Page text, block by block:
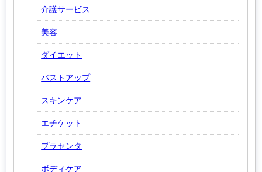
介護サービス
美容
ダイエット
バストアップ
スキンケア
エチケット
プラセンタ
ボディケア